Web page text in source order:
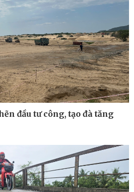
Thông tin doanh nghiệp
Doanh nghiệp 24h
Doanh nhân
Vì cộng đồng
đầu tư công, tạo đà tăng